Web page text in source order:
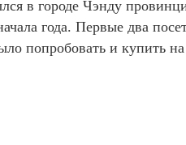
в городе Чэнду
года. Первые два
попробовать и купить на